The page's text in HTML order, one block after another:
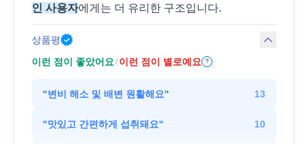
인 사용자에게는 더 유리한 구조입니다.
상품평
이런 점이 좋았어요 / 이런 점이 별로예요 ?
"변비 해소 및 배변 원활해요" 13
"맛있고 간편하게 섭취돼요" 10